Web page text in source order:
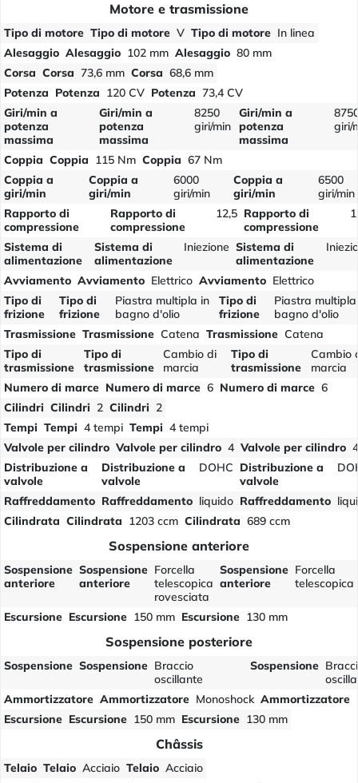
Motore e trasmissione
Tipo di motore Tipo di motore V Tipo di motore In linea
Alesaggio Alesaggio 102 mm Alesaggio 80 mm
Corsa Corsa 73,6 mm Corsa 68,6 mm
Potenza Potenza 120 CV Potenza 73,4 CV
Giri/min a
potenza
massima
Giri/min a
potenza
massima
8250
giri/min
Giri/min a
potenza
massima
giri/
Coppia Coppia 115 Nm Coppia 67 Nm
Coppia a
giri/min
Coppia a
giri/min
6000
giri/min
Coppia a
giri/min
6500
giri/min
Rapporto di
compressione
Rapporto di
compressione
12,5 Rapporto di
compressione
Sistema di
alimentazione
Sistema di
alimentazione
Iniezione Sistema di
alimentazione
Avviamento Avviamento Elettrico Avviamento Elettrico
Tipo di
frizione
Tipo di
frizione
Piastra multipla in
bagno d'olio
Tipo di
frizione
Piastra
bagno d'olio
Trasmissione Trasmissione Catena Trasmissione Catena
Tipo di
trasmissione
Tipo di
trasmissione
Cambio di
marcia
Tipo di
trasmissione
Cambio
marcia
Numero di marce Numero di marce 6 Numero di marce 6
Cilindri Cilindri 2 Cilindri 2
Tempi Tempi 4 tempi Tempi 4 tempi
Valvole per cilindro Valvole per cilindro 4 Valvole per cilindro 4
Distribuzione a
valvole
Distribuzione a
valvole
DOHC Distribuzione a
valvole
Raffreddamento Raffreddamento liquido Raffreddamento
Cilindrata Cilindrata 1203 ccm Cilindrata 689 ccm
Sospensione anteriore
Sospensione
anteriore
Sospensione
anteriore
Forcella
telescopica
rovesciata
Sospensione
anteriore
Forcella
telescopica
Escursione Escursione 150 mm Escursione 130 mm
Sospensione posteriore
Sospensione Sospensione Braccio
oscillante
Sospensione
Ammortizzatore Ammortizzatore Monoshock Ammortizzatore
Escursione Escursione 150 mm Escursione 130 mm
Châssis
Telaio Telaio Acciaio Telaio Acciaio